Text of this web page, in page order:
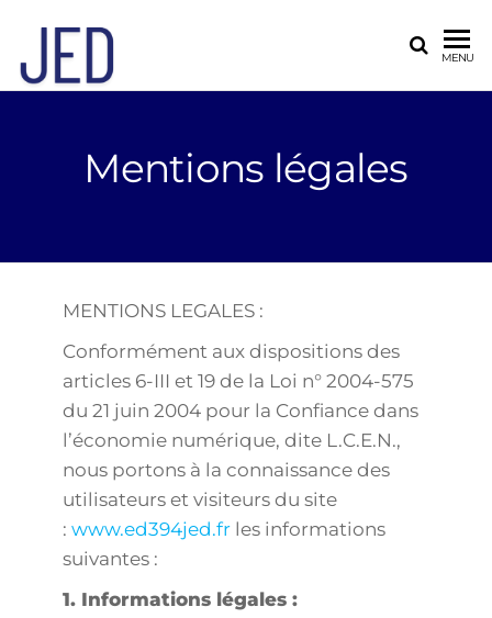
JED
MENU
Mentions légales
MENTIONS LEGALES :
Conformément aux dispositions des
articles 6-III et 19 de la Loi n° 2004-575
du 21 juin 2004 pour la Confiance dans
l’économie numérique, dite L.C.E.N.,
nous portons à la connaissance des
utilisateurs et visiteurs du site
: www.ed394jed.frles informations
suivantes :
1. Informations légales :